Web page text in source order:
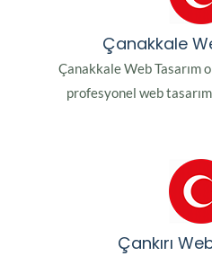
Çanakkale
Çanakkale Web Tasarım
profesyonel web
Çankırı